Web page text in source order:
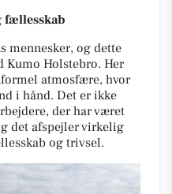
fællesskab
mennesker, og dette
Holstebro. Her
atmosfære, hvor
i hånd. Det er ikke
der har været
det afspejler virkelig
og trivsel.